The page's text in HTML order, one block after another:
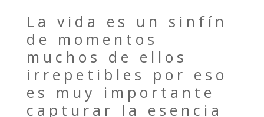
La vida es un sinfín
de momentos
muchos de ellos
irrepetibles por eso
es muy importante
capturar la esencia